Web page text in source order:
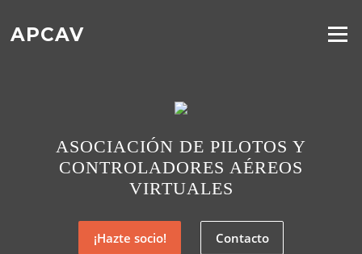
contenido
APCAV Menú
ASOCIACIÓN DE PILOTOS Y
CONTROLADORES AÉREOS
VIRTUALES
¡Hazte socio! Contacto